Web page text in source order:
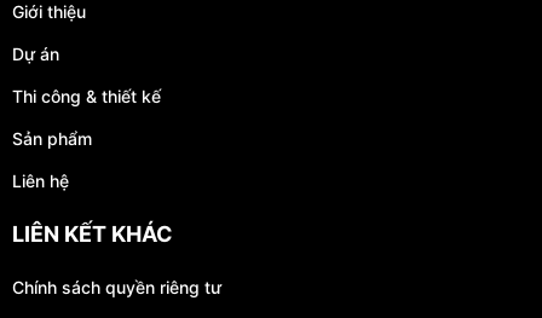
Giới thiệu
Dự án
Thi công & thiết kế
Sản phẩm
Liên hệ
LIÊN KẾT KHÁC
Chính sách quyền riêng tư